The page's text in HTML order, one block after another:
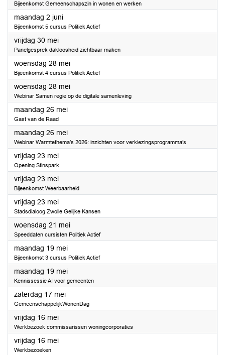
Bijeenkomst Gemeenschapszin in wonen en werken
maandag 2 juni2025
Bijeenkomst 5 cursus Politiek Actief
vrijdag 30 mei2025
Panelgesprek dakloosheid zichtbaar maken
woensdag 28 mei2025
Bijeenkomst 4 cursus Politiek Actief
woensdag 28 mei2025
Webinar Samen regie op de digitale samenleving
maandag 26 mei2025
Gast van de Raad
maandag 26 mei2025
Webinar Warmtethema’s 2026: inzichten voor verkiezingsprogramma’s
vrijdag 23 mei2025
Opening Stinspark
vrijdag 23 mei2025
Bijeenkomst Weerbaarheid
vrijdag 23 mei2025
Stadsdialoog Zwolle Gelijke Kansen
woensdag 21 mei2025
Speeddaten cursisten Politiek Actief
maandag 19 mei2025
Bijeenkomst 3 cursus Politiek Actief
maandag 19 mei2025
Kennissessie AI voor gemeenten
zaterdag 17 mei2025
GemeenschappelijkWonenDag
vrijdag 16 mei2025
Werkbezoek commissarissen woningcorporaties
vrijdag 16 mei2025
Werkbezoeken